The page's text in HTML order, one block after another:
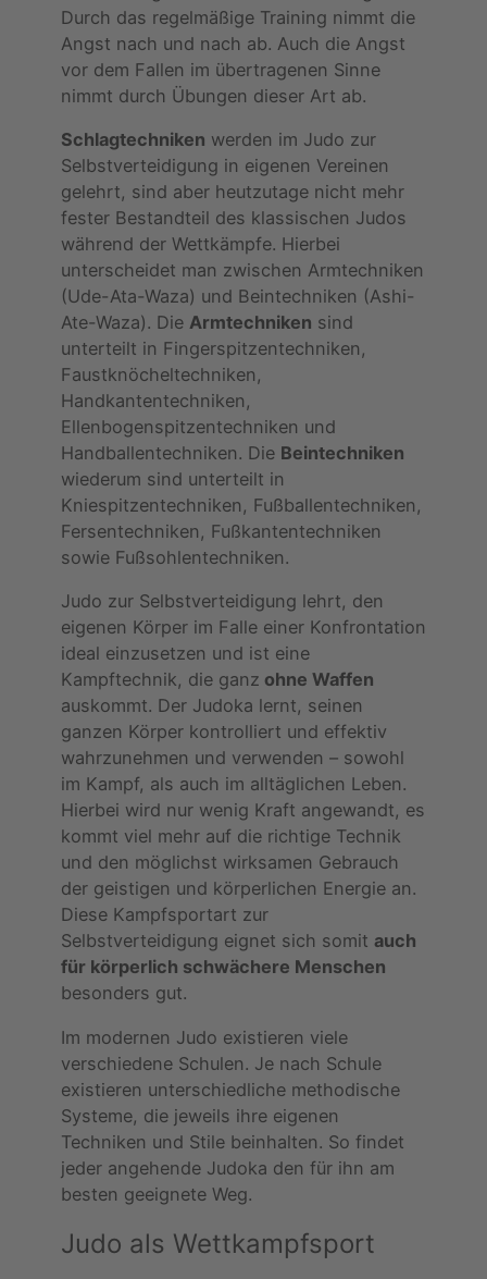
Durch das regelmäßige Training nimmt die
Angst nach und nach ab. Auch die Angst
vor dem Fallen im übertragenen Sinne
nimmt durch Übungen dieser Art ab.
Schlagtechniken werden im Judo zur
Selbstverteidigung in eigenen Vereinen
gelehrt, sind aber heutzutage nicht mehr
fester Bestandteil des klassischen Judos
während der Wettkämpfe. Hierbei
unterscheidet man zwischen Armtechniken
(Ude-Ata-Waza) und Beintechniken (Ashi-
Ate-Waza). Die Armtechniken sind
unterteilt in Fingerspitzentechniken,
Faustknöcheltechniken,
Handkantentechniken,
Ellenbogenspitzentechniken und
Handballentechniken. Die Beintechniken
wiederum sind unterteilt in
Kniespitzentechniken, Fußballentechniken,
Fersentechniken, Fußkantentechniken
sowie Fußsohlentechniken.
Judo zur Selbstverteidigung lehrt, den
eigenen Körper im Falle einer Konfrontation
ideal einzusetzen und ist eine
Kampftechnik, die ganz ohne Waffen
auskommt. Der Judoka lernt, seinen
ganzen Körper kontrolliert und effektiv
wahrzunehmen und verwenden – sowohl
im Kampf, als auch im alltäglichen Leben.
Hierbei wird nur wenig Kraft angewandt, es
kommt viel mehr auf die richtige Technik
und den möglichst wirksamen Gebrauch
der geistigen und körperlichen Energie an.
Diese Kampfsportart zur
Selbstverteidigung eignet sich somit auch
für körperlich schwächere Menschen
besonders gut.
Im modernen Judo existieren viele
verschiedene Schulen. Je nach Schule
existieren unterschiedliche methodische
Systeme, die jeweils ihre eigenen
Techniken und Stile beinhalten. So findet
jeder angehende Judoka den für ihn am
besten geeignete Weg.
Judo als Wettkampfsport